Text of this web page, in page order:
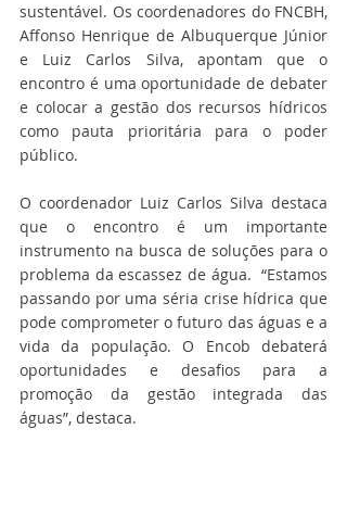
sustentável. Os coordenadores do FNCBH,
Affonso Henrique de Albuquerque Júnior
e Luiz Carlos Silva, apontam que o
encontro é uma oportunidade de debater
e colocar a gestão dos recursos hídricos
como pauta prioritária para o poder
público.
O coordenador Luiz Carlos Silva destaca
que o encontro é um importante
instrumento na busca de soluções para o
problema da escassez de água.  “Estamos
passando por uma séria crise hídrica que
pode comprometer o futuro das águas e a
vida da população. O Encob debaterá
oportunidades e desafios para a
promoção da gestão integrada das
águas”, destaca.